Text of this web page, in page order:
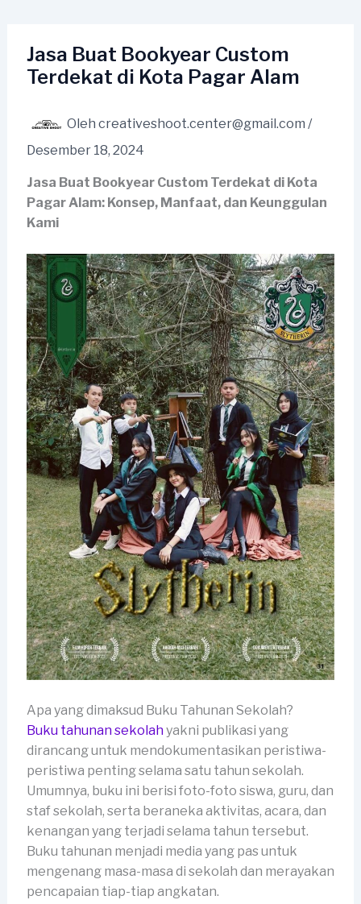
kontenJasa Buat Bookyear Custom
Terdekat di Kota Pagar Alam
Oleh creativeshoot.center@gmail.com /
Desember 18, 2024
Jasa Buat Bookyear Custom Terdekat di Kota
Pagar Alam: Konsep, Manfaat, dan Keunggulan
Kami
Apa yang dimaksud Buku Tahunan Sekolah?
Buku tahunan sekolahyakni publikasi yang
dirancang untuk mendokumentasikan peristiwa-
peristiwa penting selama satu tahun sekolah.
Umumnya, buku ini berisi foto-foto siswa, guru, dan
staf sekolah, serta beraneka aktivitas, acara, dan
kenangan yang terjadi selama tahun tersebut.
Buku tahunan menjadi media yang pas untuk
mengenang masa-masa di sekolah dan merayakan
pencapaian tiap-tiap angkatan.